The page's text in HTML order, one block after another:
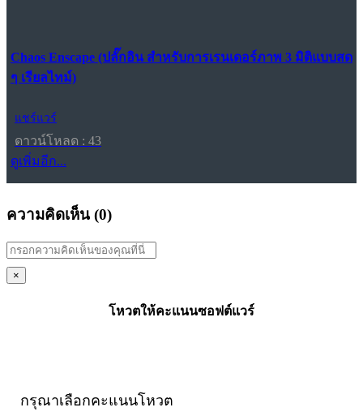
Chaos Enscape (ปลั๊กอิน สำหรับการเรนเดอร์ภาพ 3 มิติแบบสด
ๆ เรียลไทม์)
แชร์แวร์
ดาวน์โหลด : 43
ดูเพิ่มอีก...
ความคิดเห็น (0)
×
โหวตให้คะแนนซอฟต์แวร์
กรุณาเลือกคะแนนโหวต